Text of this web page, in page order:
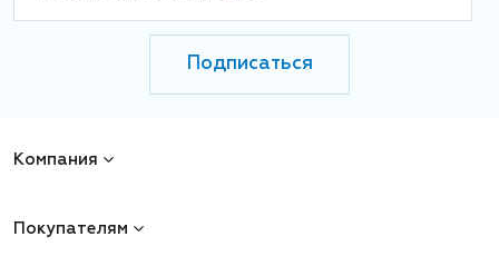
Подписаться
Компания
Покупателям